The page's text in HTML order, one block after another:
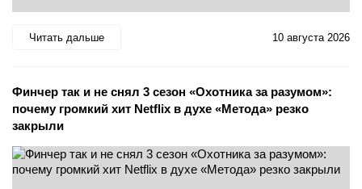
Читать дальше 10 августа 2026
Финчер так и не снял 3 сезон «Охотника за разумом»:
почему громкий хит Netflix в духе «Метода» резко
закрыли